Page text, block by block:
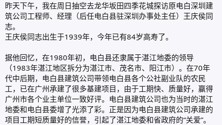
昨天下午，我在周日抽空去龙华坂田四季花城探访原电白深圳建
筑公司工程师、经理（后任电白县驻深圳办事处主任）王庆侯同
志。
王庆侯同志出生于1939年，今年已有84岁高寿了。
据他回忆，在1980年初，电白县还隶属于湛江地委的领导
（1983年湛江地区拆分为湛江市、茂名市、阳江市）。在70年
代中后期，电白县建筑公司带领电白县各个公社副业队的农民
工，已在广州承建了很多基建项目，由于工期快、质量好，赢得
广州市各个业主单位一致好评。电白县建筑公司也为当时的湛江
地委和电白县委增了光添了彩。正是因为电白县建筑公司承建的
项目工期短质量好的信誉，引起了湛江地委和省政府的“关爱”。